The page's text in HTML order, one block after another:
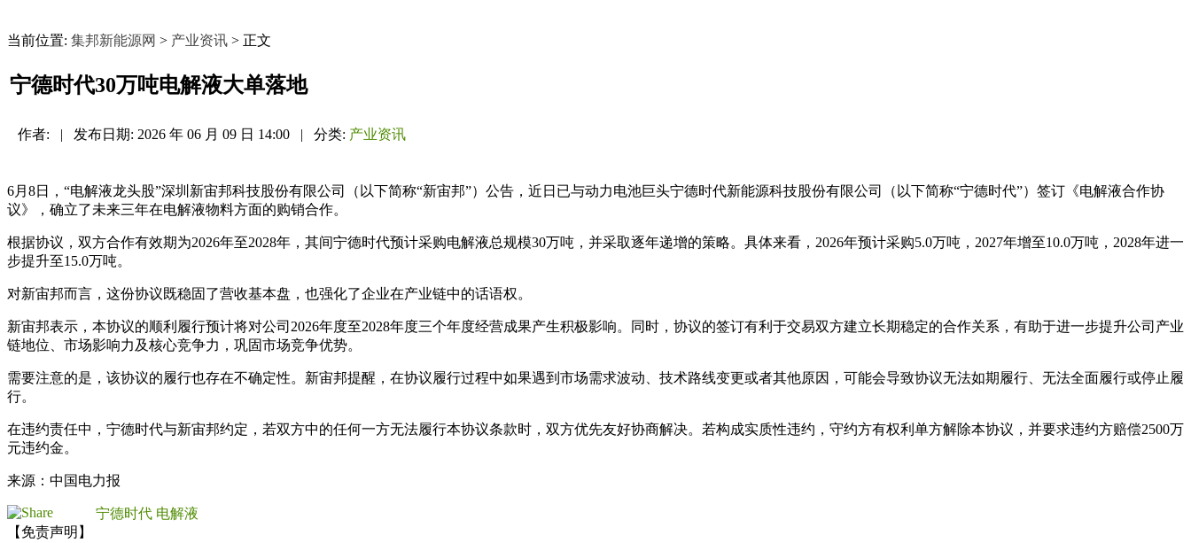
当前位置: 集邦新能源网 > 产业资讯 > 正文
宁德时代30万吨电解液大单落地
作者: | 发布日期: 2026 年 06 月 09 日 14:00 | 分类: 产业资讯
6月8日，“电解液龙头股”深圳新宙邦科技股份有限公司（以下简称“新宙邦”）公告，近日已与动力电池巨头宁德时代新能源科技股份有限公司（以下简称“宁德时代”）签订《电解液合作协
议》，确立了未来三年在电解液物料方面的购销合作。
根据协议，双方合作有效期为2026年至2028年，其间宁德时代预计采购电解液总规模30万吨，并采取逐年递增的策略。具体来看，2026年预计采购5.0万吨，2027年增至10.0万吨，2028年进一
步提升至15.0万吨。
对新宙邦而言，这份协议既稳固了营收基本盘，也强化了企业在产业链中的话语权。
新宙邦表示，本协议的顺利履行预计将对公司2026年度至2028年度三个年度经营成果产生积极影响。同时，协议的签订有利于交易双方建立长期稳定的合作关系，有助于进一步提升公司产业
链地位、市场影响力及核心竞争力，巩固市场竞争优势。
需要注意的是，该协议的履行也存在不确定性。新宙邦提醒，在协议履行过程中如果遇到市场需求波动、技术路线变更或者其他原因，可能会导致协议无法如期履行、无法全面履行或停止履
行。
在违约责任中，宁德时代与新宙邦约定，若双方中的任何一方无法履行本协议条款时，双方优先友好协商解决。若构成实质性违约，守约方有权利单方解除本协议，并要求违约方赔偿2500万
元违约金。
来源：中国电力报
宁德时代 电解液
【免责声明】